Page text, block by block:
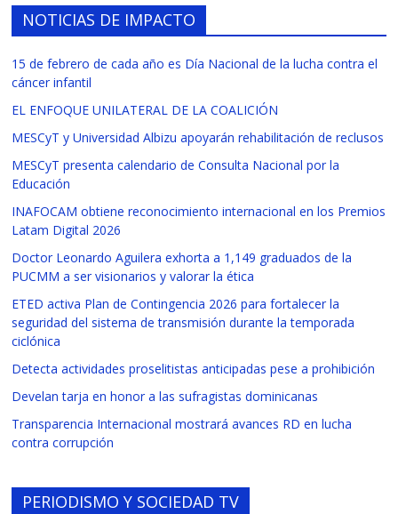
NOTICIAS DE IMPACTO
15 de febrero de cada año es Día Nacional de la lucha contra el
cáncer infantil
EL ENFOQUE UNILATERAL DE LA COALICIÓN
MESCyT y Universidad Albizu apoyarán rehabilitación de reclusos
MESCyT presenta calendario de Consulta Nacional por la
Educación
INAFOCAM obtiene reconocimiento internacional en los Premios
Latam Digital 2026
Doctor Leonardo Aguilera exhorta a 1,149 graduados de la
PUCMM a ser visionarios y valorar la ética
ETED activa Plan de Contingencia 2026 para fortalecer la
seguridad del sistema de transmisión durante la temporada
ciclónica
Detecta actividades proselitistas anticipadas pese a prohibición
Develan tarja en honor a las sufragistas dominicanas
Transparencia Internacional mostrará avances RD en lucha
contra corrupción
PERIODISMO Y SOCIEDAD TV